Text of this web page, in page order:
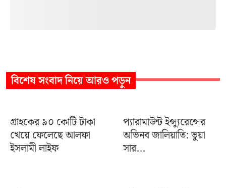
বিশেষ সংবাদনিয়ে আরও পড়ুন
গ্রাহকের ৯০ কোটি টাকা
খেয়ে ফেলেছে আলফা
ইসলামী লাইফ
প্যারামাউন্ট ইন্স্যুরেন্সের
অভিনব জালিয়াতি: ভুয়া
সার...